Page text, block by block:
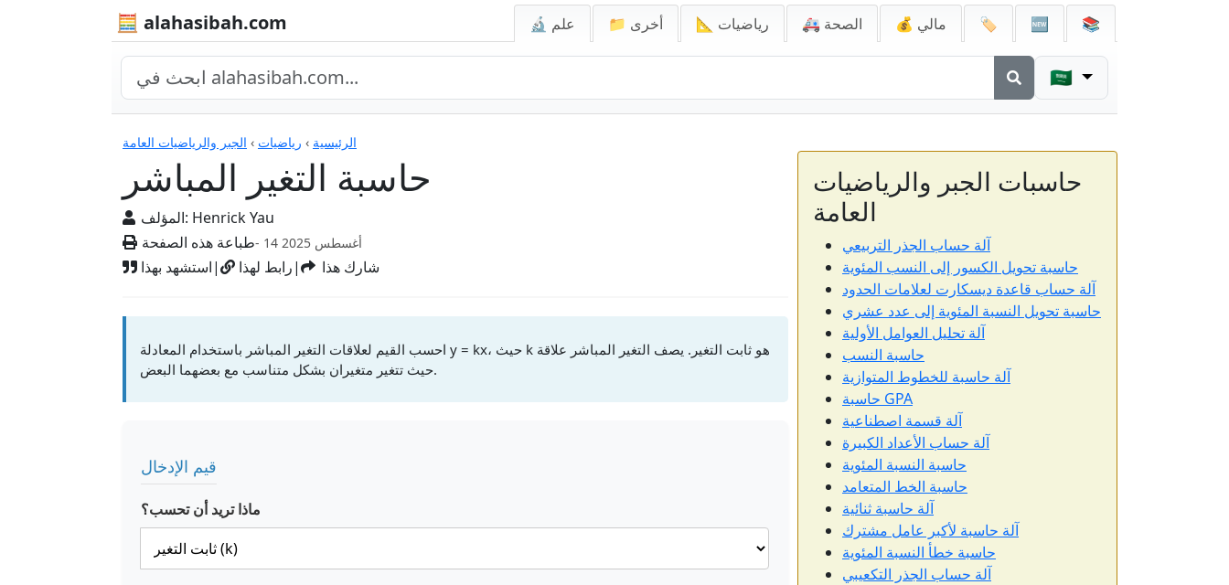
🧮 alahasibah.com 🔬 علم 📁 أخرى 📐 رياضيات 🚑 الصحة 💰 مالي 🏷️ 🆕 📚
🇸🇦
الرئيسية › رياضيات › الجبر والرياضيات العامة
حاسبة التغير المباشر
المؤلف: Henrick Yau
طباعة هذه الصفحة
- 14 أغسطس 2025
استشهد بهذا| رابط لهذا| شارك هذا
الآلات الحاسبة
احسب القيم لعلاقات التغير المباشر باستخدام المعادلة y = kx، حيث k هو ثابت التغير. يصف التغير المباشر علاقة
حيث تتغير متغيران بشكل متناسب مع بعضهما البعض.
قيم الإدخال
ماذا تريد أن تحسب؟
حاسبات الجبر والرياضيات
العامة
آلة حساب الجذر التربيعي
حاسبة تحويل الكسور إلى النسب المئوية
آلة حساب قاعدة ديسكارت لعلامات الحدود
حاسبة تحويل النسبة المئوية إلى عدد عشري
آلة تحليل العوامل الأولية
حاسبة النسب
آلة حاسبة للخطوط المتوازية
حاسبة GPA
آلة قسمة اصطناعية
آلة حساب الأعداد الكبيرة
حاسبة النسبة المئوية
حاسبة الخط المتعامد
آلة حاسبة ثنائية
آلة حاسبة لأكبر عامل مشترك
حاسبة خطأ النسبة المئوية
آلة حساب الجذر التكعيبي